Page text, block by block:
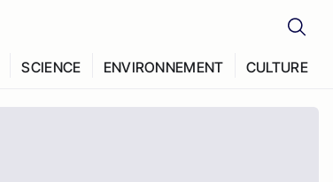
SCIENCE ENVIRONNEMENT CULTURE